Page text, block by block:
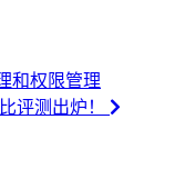
和权限管理
评测出炉！